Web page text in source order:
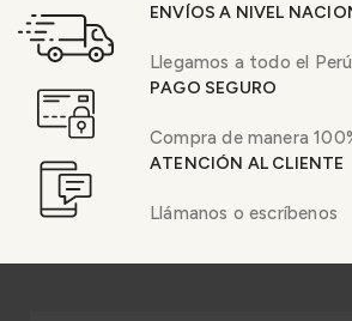
ENVÍOS A NIVEL
Llegamos a todo el Perú
PAGO SEGURO
Compra de manera
ATENCIÓN AL CLIENTE
Llámanos o escríbenos